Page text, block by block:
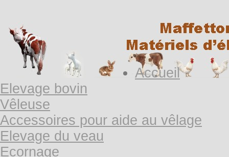
Accueil
Elevage bovin
Vêleuse
Accessoires pour aide au vêlage
Elevage du veau
Ecornage